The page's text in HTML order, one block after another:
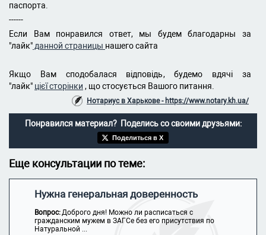
паспорта.
------
Если Вам понравился ответ, мы будем благодарны за
"лайк" данной страницы нашего сайта
Якщо Вам сподобалася відповідь, будемо вдячі за
"лайк" цієї сторінки , що стосується Вашого питання.
Нотариус в Харькове - https://www.notary.kh.ua/
Понравился материал? Поделись со своими друзьями:
Поделиться в X
Еще консультации по теме:
Нужна генеральная доверенность
Вопрос:Доброго дня! Можно ли расписаться с
гражданским мужем в ЗАГСе без его присутствия по
Натуральной ...